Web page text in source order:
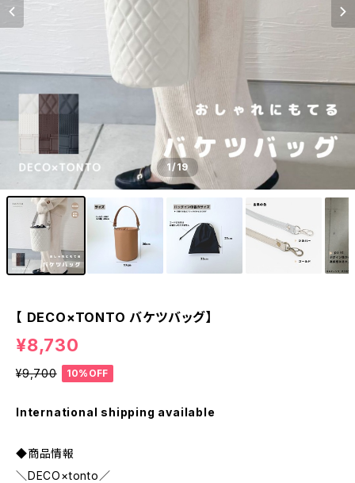
1 /19
【 DECO×TONTO バケツバッグ】
¥8,730
¥9,700 10%OFF
International shipping available
◆商品情報
＼DECO×tonto／